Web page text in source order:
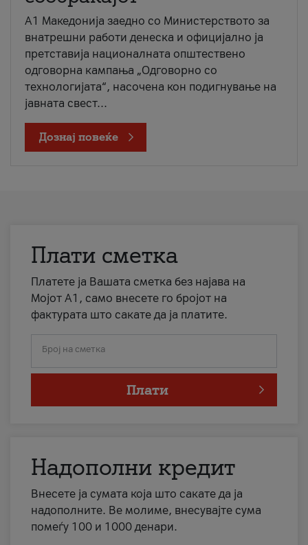
A1 Македонија заедно со Министерството за
внатрешни работи денеска и официјално ја
претставија националната општествено
одговорна кампања „Одговорно со
технологијата“, насочена кон подигнување на
јавната свест...
Дознај повеќе
Плати сметка
Платете ја Вашата сметка без најава на
Мојот А1, само внесете го бројот на
фактурата што сакате да ја платите.
Број на сметка
Плати
Надополни кредит
Внесете ја сумата која што сакате да ја
надополните. Ве молиме, внесувајте сума
помеѓу 100 и 1000 денари.